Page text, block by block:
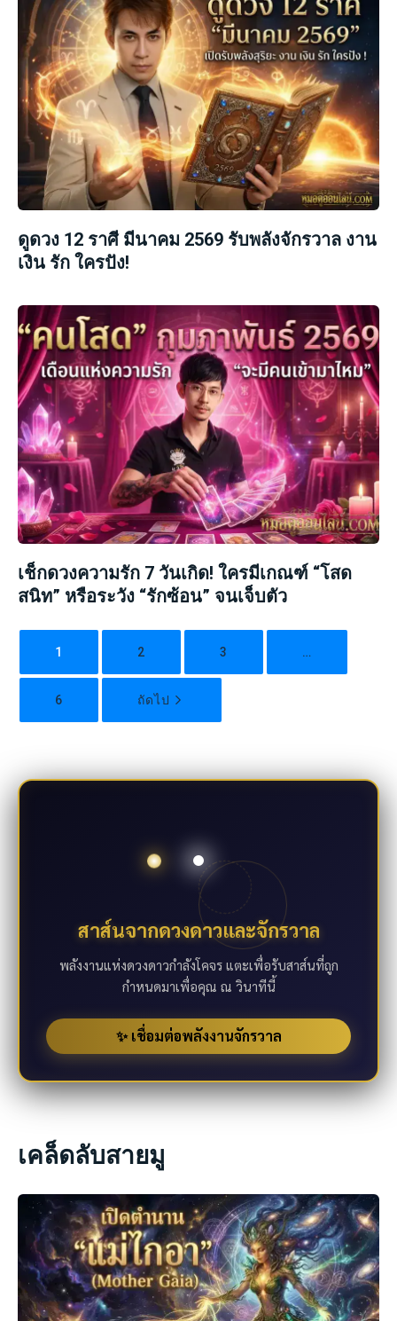
ดูดวง 12 ราศี มีนาคม 2569 รับพลังจักรวาล งาน
เงิน รัก ใครปัง!
เช็กดวงความรัก 7 วันเกิด! ใครมีเกณฑ์ “โสด
สนิท” หรือระวัง “รักซ้อน” จนเจ็บตัว
1 2 3 …
6 ถัดไป
สาส์นจากดวงดาวและจักรวาล
พลังงานแห่งดวงดาวกำลังโคจร แตะเพื่อรับสาส์นที่ถูก
กำหนดมาเพื่อคุณ ณ วินาทีนี้
✨ เชื่อมต่อพลังงานจักรวาล
เคล็ดลับสายมู